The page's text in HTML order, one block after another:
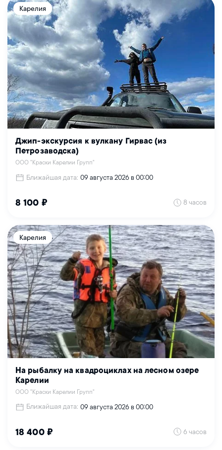
Карелия
Джип-экскурсия к вулкану Гирвас (из
Петрозаводска)
ООО "Краски Карелии Групп"
Ближайшая дата: 09 августа 2026 в 00:00
8 100 ₽ 8 часов
Карелия
На рыбалку на квадроциклах на лесном озере
Карелии
ООО "Краски Карелии Групп"
Ближайшая дата: 09 августа 2026 в 00:00
18 400 ₽ 6 часов